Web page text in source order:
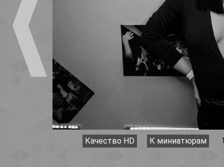
Качество HD К миниатюрам